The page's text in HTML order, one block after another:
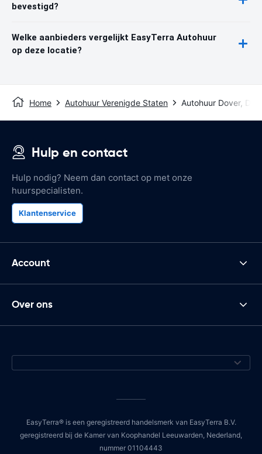
bevestigd?
Welke aanbieders vergelijkt EasyTerra Autohuur
op deze locatie?
Home Autohuur Verenigde Staten Autohuur Dover, DE
Hulp en contact
Hulp nodig? Neem dan contact op met onze
huurspecialisten.
Klantenservice
Account
Over ons
EasyTerra® is een geregistreerd handelsmerk van EasyTerra B.V.
geregistreerd bij de Kamer van Koophandel Leeuwarden, Nederland,
nummer 01104443